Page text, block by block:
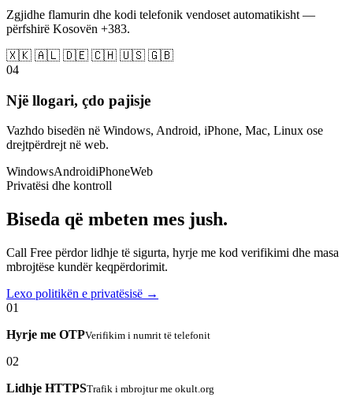
Zgjidhe flamurin dhe kodi telefonik vendoset automatikisht —
përfshirë Kosovën +383.
🇽🇰 🇦🇱 🇩🇪 🇨🇭 🇺🇸 🇬🇧
04
Një llogari, çdo pajisje
Vazhdo bisedën në Windows, Android, iPhone, Mac, Linux ose
drejtpërdrejt në web.
WindowsAndroidiPhoneWeb
Privatësi dhe kontroll
Biseda që mbeten mes jush.
Call Free përdor lidhje të sigurta, hyrje me kod verifikimi dhe masa
mbrojtëse kundër keqpërdorimit.
Lexo politikën e privatësisë →
01
Hyrje me OTPVerifikim i numrit të telefonit
02
Lidhje HTTPSTrafik i mbrojtur me okult.org